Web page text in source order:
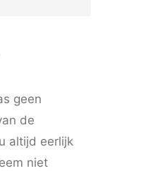
geen
de
altijd eerlijk
niet